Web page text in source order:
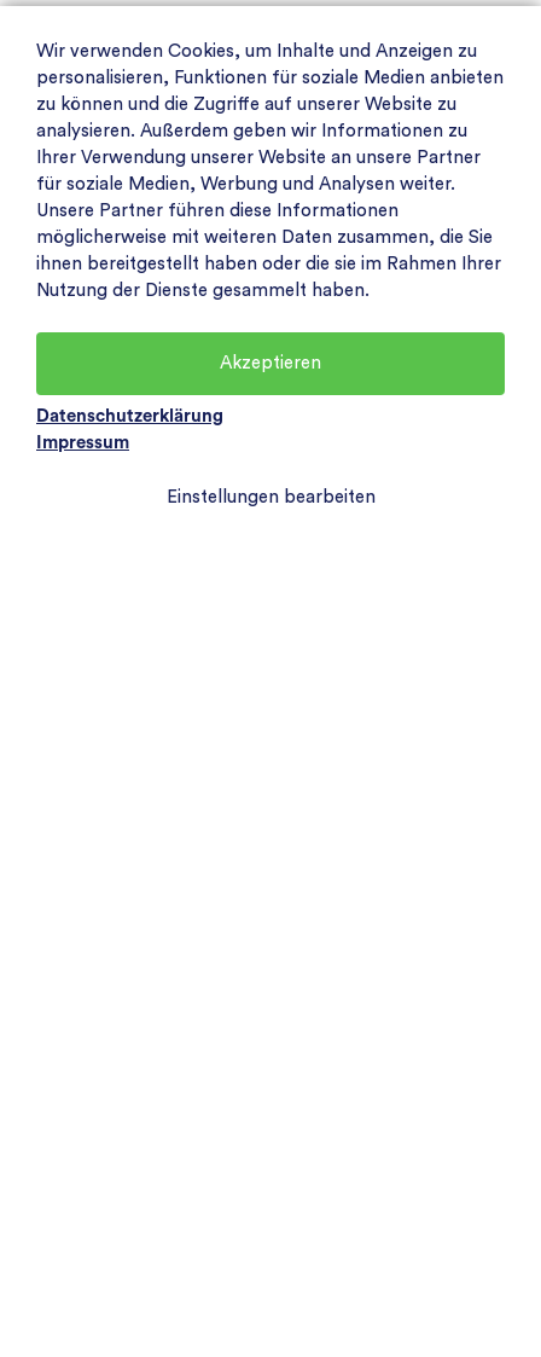
Tracking
Um den Newsletter und seine Inhalte
nach Ihren Interessen zu optimieren,
nutzen wir Trackingpixel, um
nachvollziehen zu können, welche
Themen für Sie besonders von Interesse
Wir verwenden Cookies, um Inhalte und Anzeigen zu
personalisieren, Funktionen für soziale Medien anbieten
zu können und die Zugriffe auf unserer Website zu
analysieren. Außerdem geben wir Informationen zu
Ihrer Verwendung unserer Website an unsere Partner
für soziale Medien, Werbung und Analysen weiter.
Unsere Partner führen diese Informationen
möglicherweise mit weiteren Daten zusammen, die Sie
ihnen bereitgestellt haben oder die sie im Rahmen Ihrer
Nutzung der Dienste gesammelt haben.
Akzeptieren
Datenschutzerklärung
Impressum
Einstellungen bearbeiten